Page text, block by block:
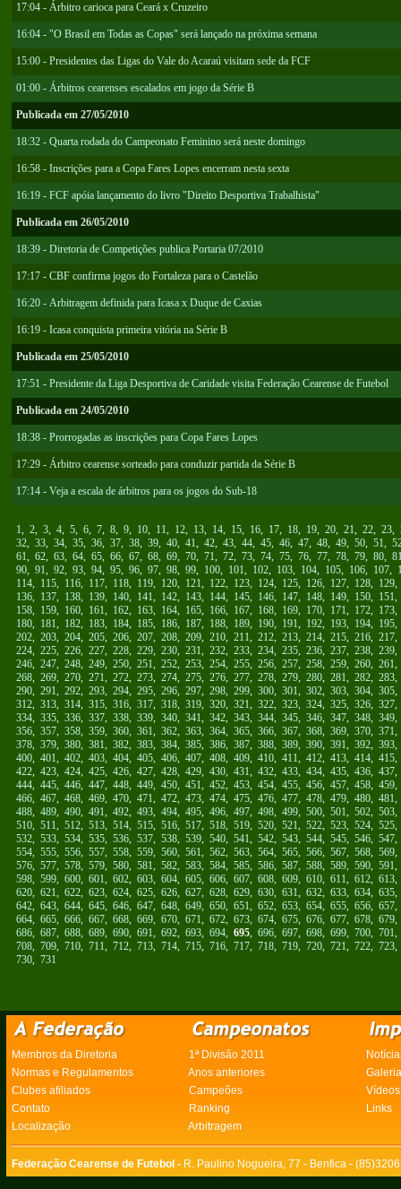
17:04 - Árbitro carioca para Ceará x Cruzeiro
16:04 - "O Brasil em Todas as Copas" será lançado na próxima semana
15:00 - Presidentes das Ligas do Vale do Acaraú visitam sede da FCF
01:00 - Árbitros cearenses escalados em jogo da Série B
Publicada em 27/05/2010
18:32 - Quarta rodada do Campeonato Feminino será neste domingo
16:58 - Inscrições para a Copa Fares Lopes encerram nesta sexta
16:19 - FCF apóia lançamento do livro "Direito Desportiva Trabalhista"
Publicada em 26/05/2010
18:39 - Diretoria de Competições publica Portaria 07/2010
17:17 - CBF confirma jogos do Fortaleza para o Castelão
16:20 - Arbitragem definida para Icasa x Duque de Caxias
16:19 - Icasa conquista primeira vitória na Série B
Publicada em 25/05/2010
17:51 - Presidente da Liga Desportiva de Caridade visita Federação Cearense de Futebol
Publicada em 24/05/2010
18:38 - Prorrogadas as inscrições para Copa Fares Lopes
17:29 - Árbitro cearense sorteado para conduzir partida da Série B
17:14 - Veja a escala de árbitros para os jogos do Sub-18
1, 2, 3, 4, 5, 6, 7, 8, 9, 10, 11, 12, 13, 14, 15, 16, 17, 18, 19, 20, 21, 22, 23,
32, 33, 34, 35, 36, 37, 38, 39, 40, 41, 42, 43, 44, 45, 46, 47, 48, 49, 50, 51,
61, 62, 63, 64, 65, 66, 67, 68, 69, 70, 71, 72, 73, 74, 75, 76, 77, 78, 79, 80,
90, 91, 92, 93, 94, 95, 96, 97, 98, 99, 100, 101, 102, 103, 104, 105, 106, 107,
114, 115, 116, 117, 118, 119, 120, 121, 122, 123, 124, 125, 126, 127, 128, 129
136, 137, 138, 139, 140, 141, 142, 143, 144, 145, 146, 147, 148, 149, 150, 151
158, 159, 160, 161, 162, 163, 164, 165, 166, 167, 168, 169, 170, 171, 172, 173
180, 181, 182, 183, 184, 185, 186, 187, 188, 189, 190, 191, 192, 193, 194, 195
202, 203, 204, 205, 206, 207, 208, 209, 210, 211, 212, 213, 214, 215, 216, 217
224, 225, 226, 227, 228, 229, 230, 231, 232, 233, 234, 235, 236, 237, 238, 239
246, 247, 248, 249, 250, 251, 252, 253, 254, 255, 256, 257, 258, 259, 260, 261
268, 269, 270, 271, 272, 273, 274, 275, 276, 277, 278, 279, 280, 281, 282, 283
290, 291, 292, 293, 294, 295, 296, 297, 298, 299, 300, 301, 302, 303, 304, 305
312, 313, 314, 315, 316, 317, 318, 319, 320, 321, 322, 323, 324, 325, 326, 327
334, 335, 336, 337, 338, 339, 340, 341, 342, 343, 344, 345, 346, 347, 348, 349
356, 357, 358, 359, 360, 361, 362, 363, 364, 365, 366, 367, 368, 369, 370, 371
378, 379, 380, 381, 382, 383, 384, 385, 386, 387, 388, 389, 390, 391, 392, 393
400, 401, 402, 403, 404, 405, 406, 407, 408, 409, 410, 411, 412, 413, 414, 415
422, 423, 424, 425, 426, 427, 428, 429, 430, 431, 432, 433, 434, 435, 436, 437
444, 445, 446, 447, 448, 449, 450, 451, 452, 453, 454, 455, 456, 457, 458, 459
466, 467, 468, 469, 470, 471, 472, 473, 474, 475, 476, 477, 478, 479, 480, 481
488, 489, 490, 491, 492, 493, 494, 495, 496, 497, 498, 499, 500, 501, 502, 503
510, 511, 512, 513, 514, 515, 516, 517, 518, 519, 520, 521, 522, 523, 524, 525
532, 533, 534, 535, 536, 537, 538, 539, 540, 541, 542, 543, 544, 545, 546, 547
554, 555, 556, 557, 558, 559, 560, 561, 562, 563, 564, 565, 566, 567, 568, 569
576, 577, 578, 579, 580, 581, 582, 583, 584, 585, 586, 587, 588, 589, 590, 591
598, 599, 600, 601, 602, 603, 604, 605, 606, 607, 608, 609, 610, 611, 612, 613
620, 621, 622, 623, 624, 625, 626, 627, 628, 629, 630, 631, 632, 633, 634, 635
642, 643, 644, 645, 646, 647, 648, 649, 650, 651, 652, 653, 654, 655, 656, 657
664, 665, 666, 667, 668, 669, 670, 671, 672, 673, 674, 675, 676, 677, 678, 679
686, 687, 688, 689, 690, 691, 692, 693, 694, 695, 696, 697, 698, 699, 700, 701
708, 709, 710, 711, 712, 713, 714, 715, 716, 717, 718, 719, 720, 721, 722, 723
730, 731
Membros da Diretoria 1ª Divisão 2011
Normas e Regulamentos
Anos anteriores
Clubes afiliados
Campeões
Vídeos
Contato
Ranking
Links
Localização
Arbitragem
Federação Cearense de Futebol - R. Paulino Nogueira, 77 - Benfica -